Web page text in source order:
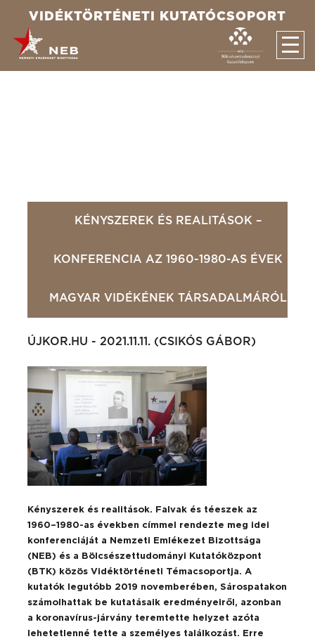
VIDÉKTÖRTÉNETI KUTATÓCSOPORT
KÉNYSZEREK ÉS REALITÁSOK –
KONFERENCIA AZ 1960-1980-AS ÉVEK
MAGYAR VIDÉKÉNEK TÁRSADALMÁRÓL
ÚJKOR.HU - 2021.11.11. (CSIKÓS GÁBOR)
Kényszerek és realitások. Falvak és téeszek az
1960–1980-as években címmel rendezte meg idei
konferenciáját a Nemzeti Emlékezet Bizottsága
(NEB) és a Bölcsészettudományi Kutatóközpont
(BTK) közös Vidéktörténeti Témacsoportja. A
kutatók legutóbb 2019 novemberében, Sárospatakon
számolhattak be kutatásaik eredményeiről, azonban
a koronavírus-járvány teremtette helyzet azóta
lehetetlenné tette a személyes találkozást. Erre